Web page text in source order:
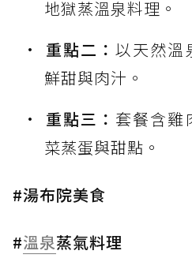
地獄蒸溫泉料理。
重點二：以天然溫
鮮甜與肉汁。
重點三： 套餐含雞
菜蒸蛋與甜點。
#湯布院美食
#溫泉蒸氣料理